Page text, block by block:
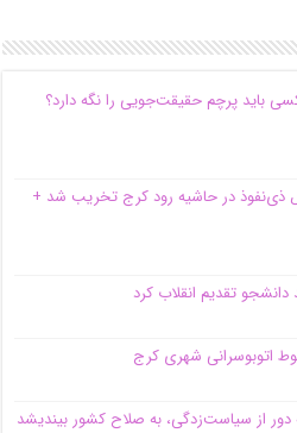
باید پرچم حقیقت‌جویی را نگه دارد؟
ذی‌نفوذ در حاشیه‌ رود کرج تخریب شد +
دور از سیاست‌زدگی، به صلاح کشور بیندیشد